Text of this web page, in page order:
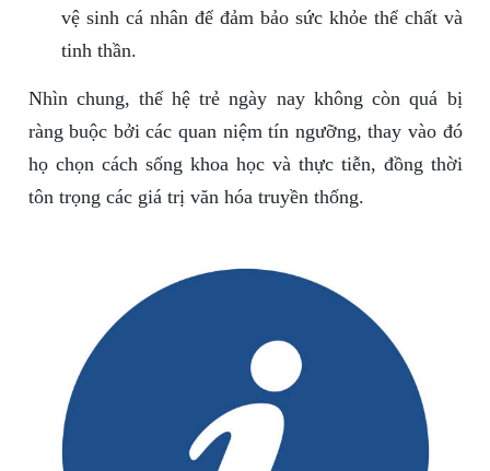
vệ sinh cá nhân để đảm bảo sức khỏe thể chất và
tinh thần.
Nhìn chung, thế hệ trẻ ngày nay không còn quá bị
ràng buộc bởi các quan niệm tín ngưỡng, thay vào đó
họ chọn cách sống khoa học và thực tiễn, đồng thời
tôn trọng các giá trị văn hóa truyền thống.